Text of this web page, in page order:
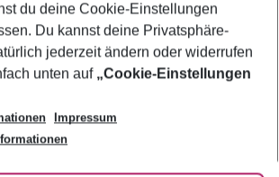
ändern
du deine Cookie-Einstellungen
Du kannst deine Privatsphäre-
jederzeit ändern oder widerrufen
unten auf „Cookie-Einstellungen
Impressum